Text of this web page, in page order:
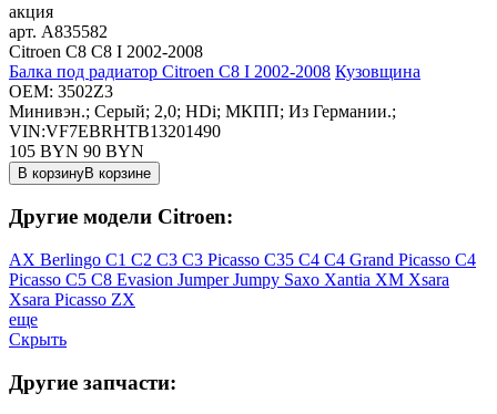
акция
арт. A835582
Citroen C8 C8 I 2002-2008
Балка под радиатор Citroen C8 I 2002-2008 Кузовщина
OEM: 3502Z3
Минивэн.; Серый; 2,0; HDi; МКПП; Из Германии.;
VIN:VF7EBRHTB13201490
105 BYN 90 BYN
В корзинуВ корзине
Другие модели Citroen:
AX Berlingo C1 C2 C3 C3 Picasso C35 C4 C4 Grand Picasso C4
Picasso C5 C8 Evasion JumperJumpy Saxo Xantia XM Xsara
Xsara Picasso ZX
еще
Скрыть
Другие запчасти: